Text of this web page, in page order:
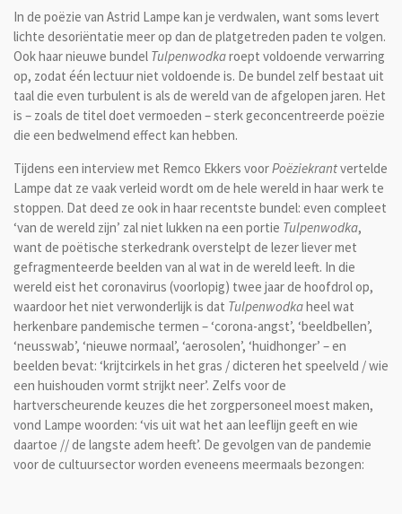
In de poëzie van Astrid Lampe kan je verdwalen, want soms levert
lichte desoriëntatie meer op dan de platgetreden paden te volgen.
Ook haar nieuwe bundel Tulpenwodkaroept voldoende verwarring
op, zodat één lectuur niet voldoende is. De bundel zelf bestaat uit
taal die even turbulent is als de wereld van de afgelopen jaren. Het
is – zoals de titel doet vermoeden – sterk geconcentreerde poëzie
die een bedwelmend effect kan hebben.
Tijdens een interview met Remco Ekkers voorPoëziekrantvertelde
Lampe dat ze vaak verleid wordt om de hele wereld in haar werk te
stoppen. Dat deed ze ook in haar recentste bundel: even compleet
‘van de wereld zijn’ zal niet lukken na een portie Tulpenwodka,
want de poëtische sterkedrank overstelpt de lezer liever met
gefragmenteerde beelden van al wat in de wereld leeft. In die
wereld eist het coronavirus (voorlopig) twee jaar de hoofdrol op,
waardoor het niet verwonderlijk is dat Tulpenwodkaheel wat
herkenbare pandemische termen – ‘corona-angst’, ‘beeldbellen’,
‘neusswab’, ‘nieuwe normaal’, ‘aerosolen’, ‘huidhonger’ – en
beelden bevat: ‘krijtcirkels in het gras / dicteren het speelveld / wie
een huishouden vormt strijkt neer’. Zelfs voor de
hartverscheurende keuzes die het zorgpersoneel moest maken,
vond Lampe woorden: ‘vis uit wat het aan leeflijn geeft en wie
daartoe // de langste adem heeft’. De gevolgen van de pandemie
voor de cultuursector worden eveneens meermaals bezongen: